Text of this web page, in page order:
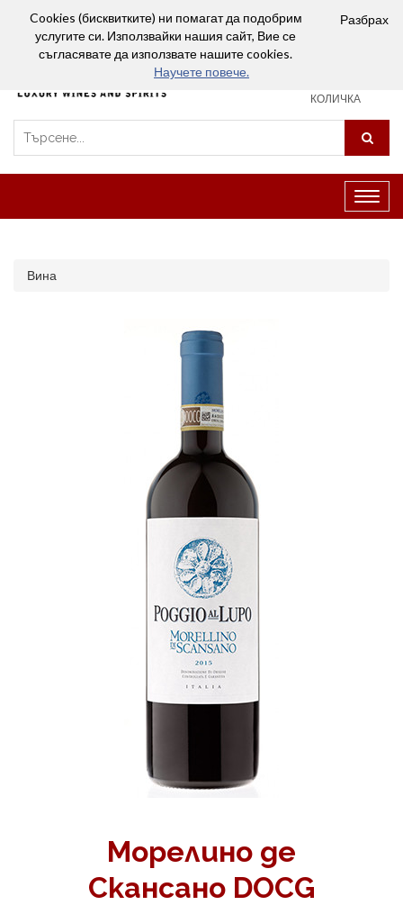
Разбрах
Cookies (бисквитките) ни помагат да подобрим
услугите си. Използвайки нашия сайт, Вие се
съгласявате да използвате нашите cookies.
Научете повече.
КОЛИЧКА
на
Вина
Морелино де
Скансано DOCG